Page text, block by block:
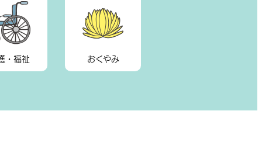
・福祉 おくやみ